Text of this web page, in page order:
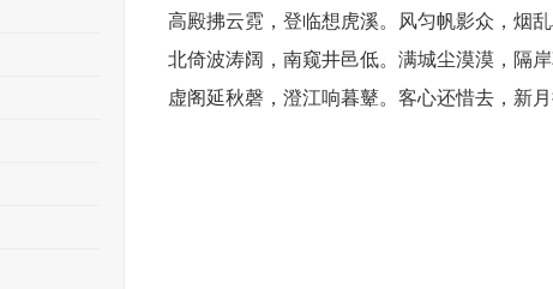
高殿拂云霓，登临想虎溪。风匀帆影众，烟乱
北倚波涛阔，南窥井邑低。满城尘漠漠，隔岸
虚阁延秋磬，澄江响暮鼙。客心还惜去，新月